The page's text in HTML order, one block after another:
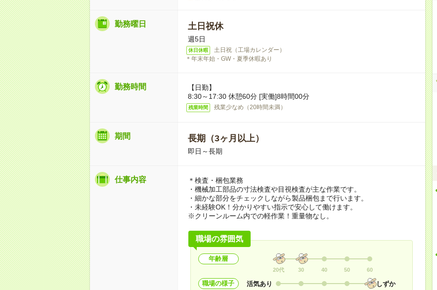
勤務曜日 土日祝休
週5日
休日休暇
土日祝（工場カレンダー）
＊年末年始・GW・夏季休暇あり
勤務時間
【日勤】
8:30～17:30 休憩60分 [実働]8時間00分
残業時間 残業少なめ（20時間未満）
期間 長期（3ヶ月以上）
即日～長期
仕事内容
＊検査・梱包業務
・機械加工部品の寸法検査や目視検査が主な作業です。
・細かな部分をチェックしながら製品梱包まで行います。
・未経験OK！分かりやすい指示で安心して働けます。
※クリーンルーム内での軽作業！重量物なし。
職場の雰囲気
年齢層
20代 30 40 50 60
職場の様子 活気あり しずか